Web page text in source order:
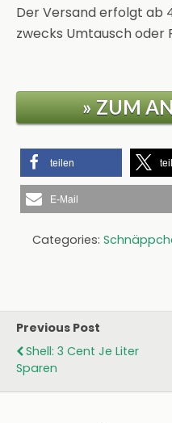
Der Versand erfolgt ab
zwecks Umtausch oder
» ZUM
teilen
E-Mail
Categories:
Previous Post
Shell: 3 Cent Je Liter
Sparen